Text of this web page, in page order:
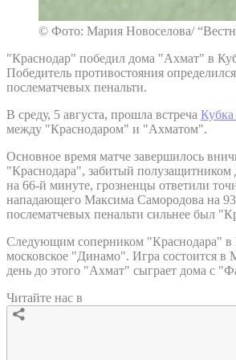
© Фото: Мария Новоселова/
"Краснодар" победил дома "Ахмат" в
Победитель противостояния
послематчевых пенальти.
В среду, 5 августа, прошла встреча
между "Краснодаром" и "Ахматом".
Основное время матче завершилось
"Краснодара", забитый
на 66-й минуте, грозненцы ответили
нападающего Максима Самородова на
послематчевых пенальти сильнее был
Следующим соперником "Краснодара" в
московское "Динамо". Игра состоится в
день до этого "Ахмат" сыграет дома с
Читайте нас в